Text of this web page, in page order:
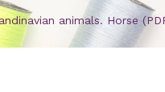
animals. Horse